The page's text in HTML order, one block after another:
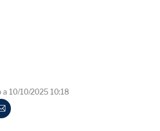
a 10/10/2025 10:18